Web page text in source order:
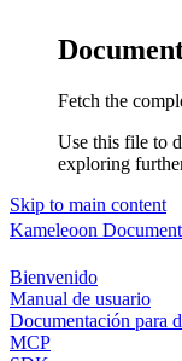
Fetch the
Use this file to
exploring
Skip to main content
Kameleoon
Bienvenido
Manual de usuario
Documentación para
MCP